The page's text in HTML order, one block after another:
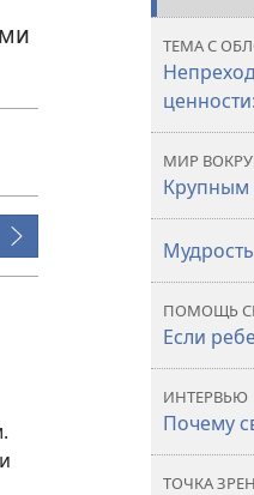
ТЕМА С
МИР
Крупным
ПОМОЩЬ
Если
ИНТЕРВЬЮ
Почему
ТОЧКА